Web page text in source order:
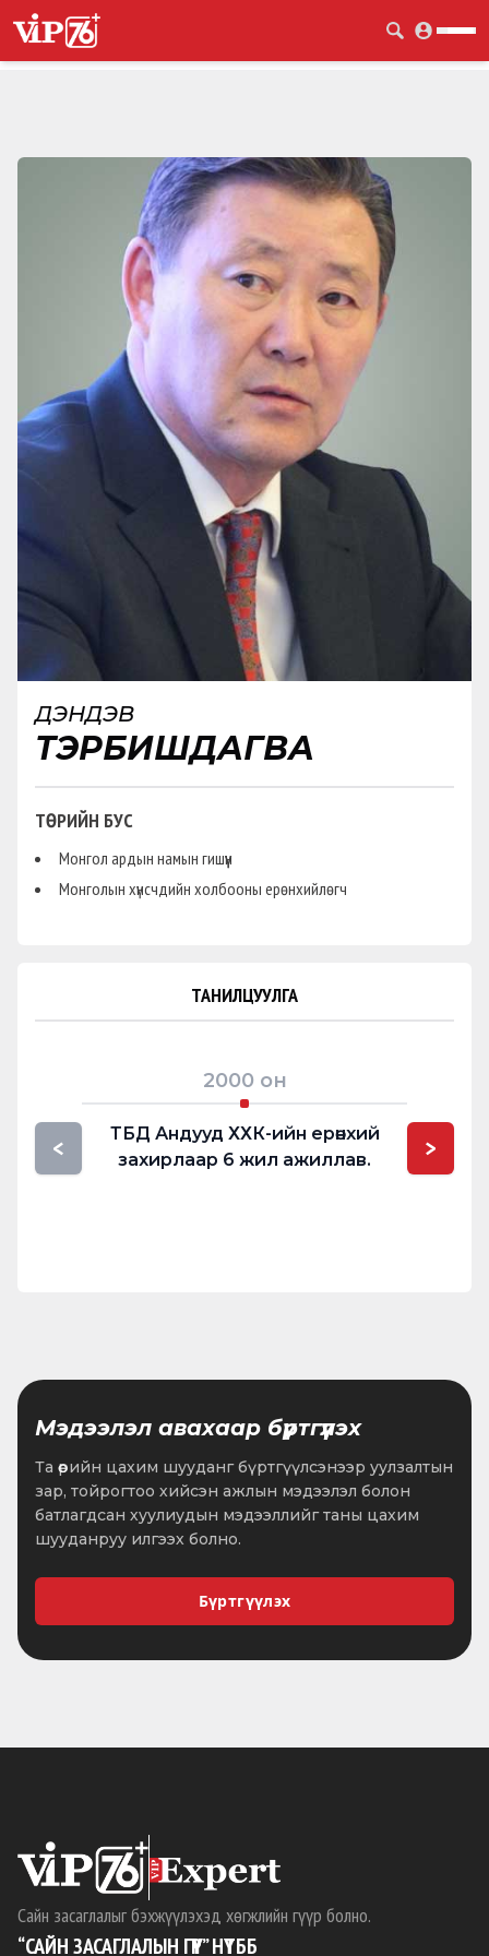
ДЭНДЭВ
ТЭРБИШДАГВА
ТӨРИЙН БУС
Монгол ардын намын гишүүн
Монголын хүнсчдийн холбооны ерөнхийлөгч
ТАНИЛЦУУЛГА
<
2000он
ТБД Андууд ХХК-ийн ерөнхий
захирлаар 6 жил ажиллав.
>
Мэдээлэл авахаар бүртгүүлэх
Та өөрийн цахим шууданг бүртгүүлсэнээр уулзалтын
зар, тойрогтоо хийсэн ажлын мэдээлэл болон
батлагдсан хуулиудын мэдээллийг таны цахим
шууданруу илгээх болно.
Бүртгүүлэх
Сайн засаглалыг бэхжүүлэхэд хөгжлийн гүүр болно.
“САЙН ЗАСАГЛАЛЫН ГҮҮР” НҮТББ